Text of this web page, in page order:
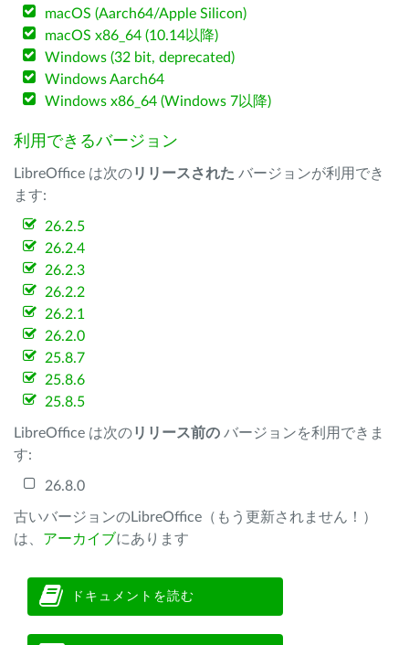
macOS (Aarch64/Apple Silicon)
macOS x86_64 (10.14以降)
Windows (32 bit, deprecated)
Windows Aarch64
Windows x86_64 (Windows 7以降)
利用できるバージョン
LibreOffice は次のリリースされた バージョンが利用でき
ます:
26.2.5
26.2.4
26.2.3
26.2.2
26.2.1
26.2.0
25.8.7
25.8.6
25.8.5
LibreOffice は次のリリース前の バージョンを利用できま
す:
26.8.0
古いバージョンのLibreOffice（もう更新されません！）
は、 アーカイブにあります
ドキュメントを読む